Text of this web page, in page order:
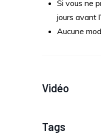
Si vous ne
jours avant
Aucune
Vidéo
Tags